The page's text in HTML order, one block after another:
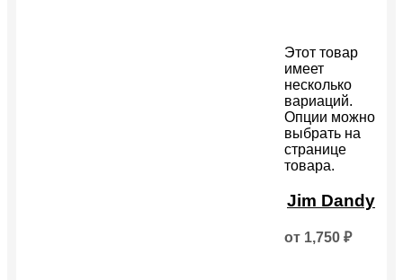
Этот товар
имеет
несколько
вариаций.
Опции можно
выбрать на
странице
товара.
Jim Dandy
от 1,750 ₽